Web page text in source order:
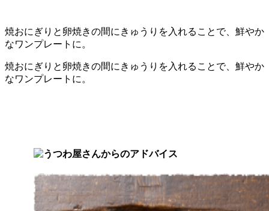
焼おにぎりと卵焼きの間にきゅうりを入れることで、鮮やか
なワンプレートに。
焼おにぎりと卵焼きの間にきゅうりを入れることで、鮮やか
なワンプレートに。